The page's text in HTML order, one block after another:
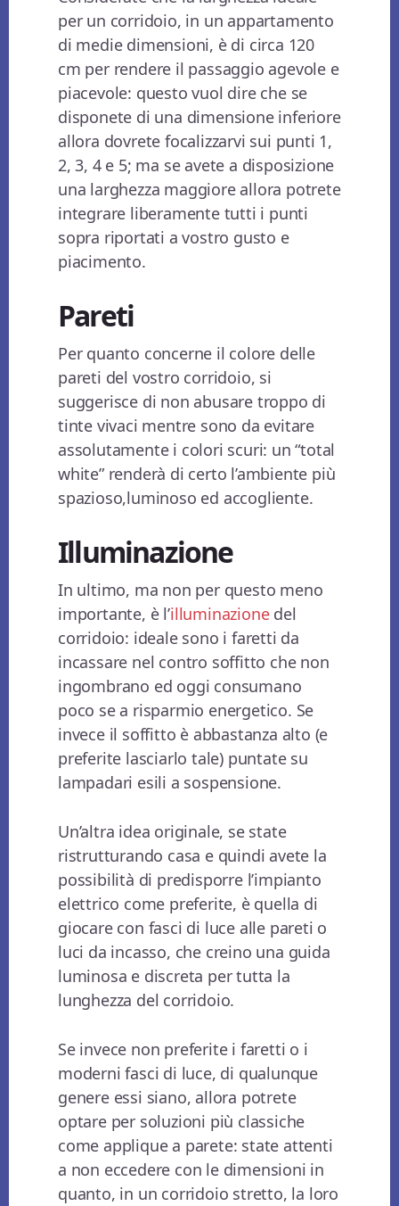
per un corridoio, in un appartamento
di medie dimensioni, è di circa 120
cm per rendere il passaggio agevole e
piacevole: questo vuol dire che se
disponete di una dimensione inferiore
allora dovrete focalizzarvi sui punti 1,
2, 3, 4 e 5; ma se avete a disposizione
una larghezza maggiore allora potrete
integrare liberamente tutti i punti
sopra riportati a vostro gusto e
piacimento.
Pareti
Per quanto concerne il colore delle
pareti del vostro corridoio, si
suggerisce di non abusare troppo di
tinte vivaci mentre sono da evitare
assolutamente i colori scuri: un “total
white” renderà di certo l’ambiente più
spazioso,luminoso ed accogliente.
Illuminazione
In ultimo, ma non per questo meno
importante, è l’illuminazionedel
corridoio: ideale sono i faretti da
incassare nel contro soffitto che non
ingombrano ed oggi consumano
poco se a risparmio energetico. Se
invece il soffitto è abbastanza alto (e
preferite lasciarlo tale) puntate su
lampadari esili a sospensione.
Un’altra idea originale, se state
ristrutturando casa e quindi avete la
possibilità di predisporre l’impianto
elettrico come preferite, è quella di
giocare con fasci di luce alle pareti o
luci da incasso, che creino una guida
luminosa e discreta per tutta la
lunghezza del corridoio.
Se invece non preferite i faretti o i
moderni fasci di luce, di qualunque
genere essi siano, allora potrete
optare per soluzioni più classiche
come applique a parete: state attenti
a non eccedere con le dimensioni in
quanto, in un corridoio stretto, la loro